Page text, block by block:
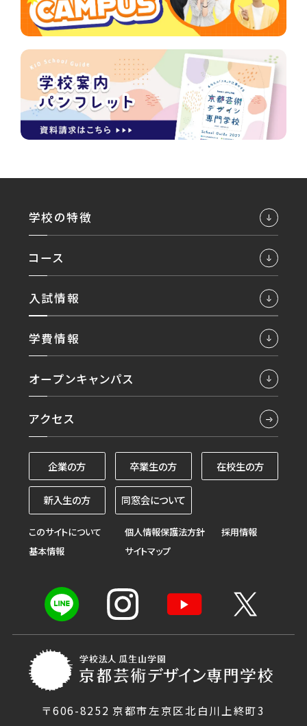
〒606-8252 京都市左京区北白川上終町3
学校の特徴
コース
入試情報
学費情報
オープンキャンパス
アクセス
企業の方 卒業生の方 在校生の方
新入生の方 同窓会について
このサイトについて 個人情報保護法方針
採用情報
基本情報
サイトマップ